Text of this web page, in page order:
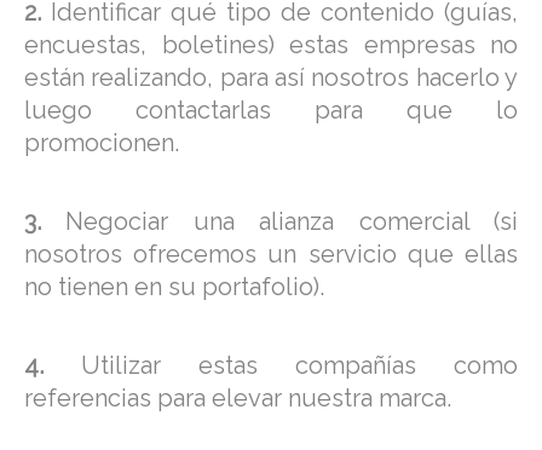
2. Identificar qué tipo de contenido (guías,
encuestas, boletines) estas empresas no
están realizando, para así nosotros hacerlo y
luego contactarlas para que lo
promocionen.
3. Negociar una alianza comercial (si
nosotros ofrecemos un servicio que ellas
no tienen en su portafolio).
4. Utilizar estas compañías como
referencias para elevar nuestra marca.